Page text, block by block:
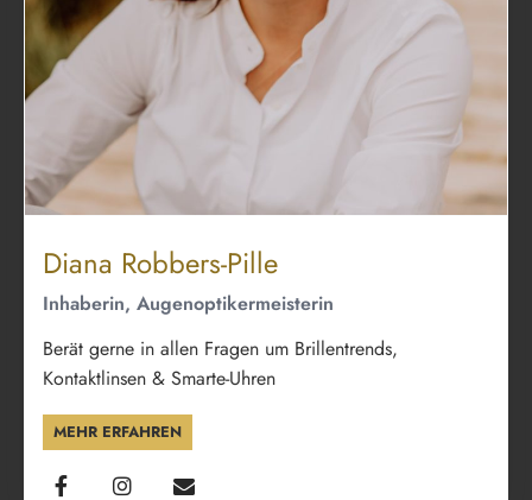
Diana Robbers-Pille
Inhaberin, Augenoptikermeisterin
Berät gerne in allen Fragen um Brillentrends,
Kontaktlinsen & Smarte-Uhren
MEHR ERFAHREN